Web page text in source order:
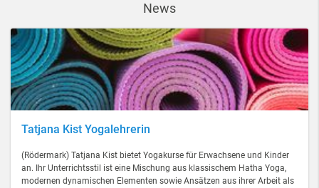
News
Tatjana Kist Yogalehrerin
(Rödermark) Tatjana Kist bietet Yogakurse für Erwachsene und Kinder
an. Ihr Unterrichtsstil ist eine Mischung aus klassischem Hatha Yoga,
modernen dynamischen Elementen sowie Ansätzen aus ihrer Arbeit als